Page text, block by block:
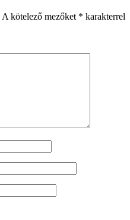
A kötelező mezőket * karakterrel